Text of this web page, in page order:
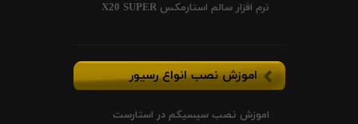
نرم افزار سالم استارمکس X20 SUPER
اموزش نصب انواع رسیور
اموزش نصب سیسیکم در استارست